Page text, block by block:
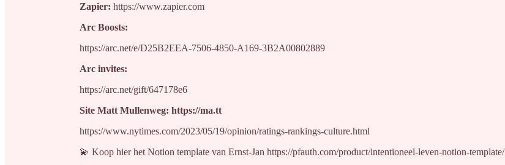
Zapier: https://www.zapier.com
Arc Boosts:
https://arc.net/e/D25B2EEA-7506-4850-A169-3B2A00802889
Arc invites:
https://arc.net/gift/647178e6
Site Matt Mullenweg: https://ma.tt
https://www.nytimes.com/2023/05/19/opinion/ratings-rankings-culture.html
💫 Koop hier het Notion template van Ernst-Jan https://pfauth.com/product/intentioneel-leven-notion-template/